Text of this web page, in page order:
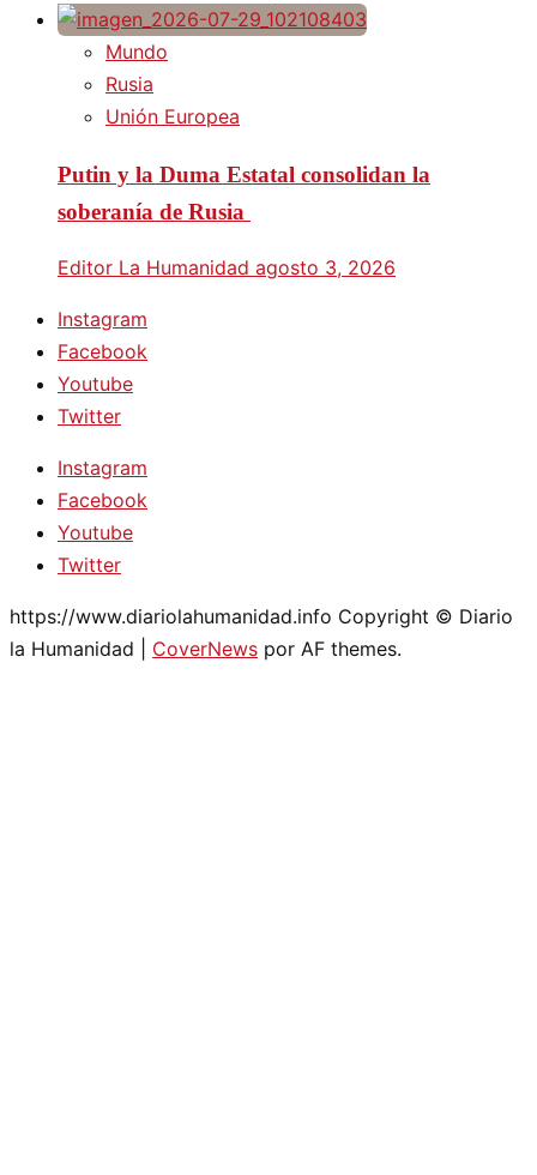
Mundo
Rusia
Unión Europea
Putin y la Duma Estatal consolidan la
soberanía de Rusia
Editor La Humanidad agosto 3, 2026
Instagram
Facebook
Youtube
Twitter
Instagram
Facebook
Youtube
Twitter
https://www.diariolahumanidad.info Copyright © Diario
la Humanidad
CoverNews por AF themes.